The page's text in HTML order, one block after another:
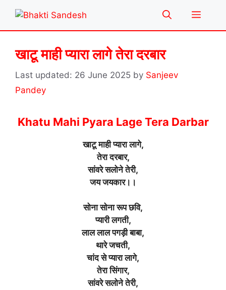
content
Menu
खाटू माही प्यारा लागे तेरा दरबार
26 June 2025 by Sanjeev
Pandey
Khatu Mahi Pyara Lage Tera Darbar
खाटू माही प्यारा लागे,
तेरा दरबार,
सांवरे सलोने तेरी,
जय जयकार।।
सोना सोना रूप छवि,
प्यारी लगती,
लाल लाल पगड़ी बाबा,
थारे जचती,
चांद से प्यारा लागे,
तेरा सिंगार,
सांवरे सलोने तेरी,